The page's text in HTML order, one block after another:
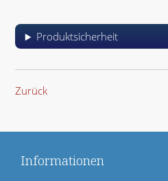
Produktsicherheit
Zurück
Informationen